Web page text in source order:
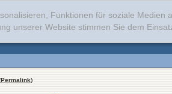
Funktionen für soziale
unserer Website stimmen Sie dem
Permalink)